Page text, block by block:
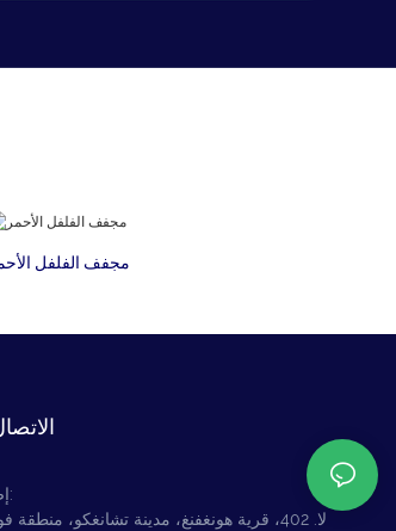
مجفف الفلفل
إضافة:
لا. 402، قرية هونغفنغ، مدينة تشانغكو، منطقة